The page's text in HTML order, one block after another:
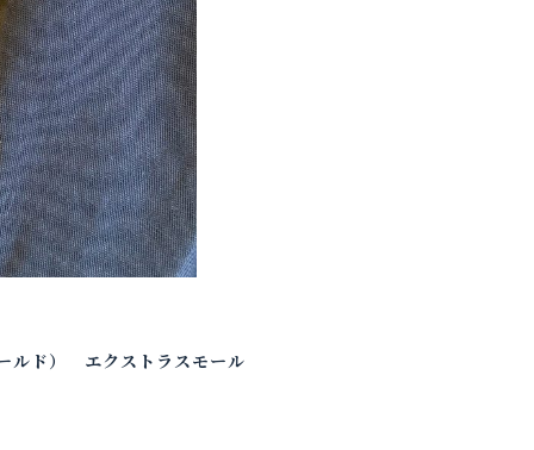
ルド） エクストラスモール